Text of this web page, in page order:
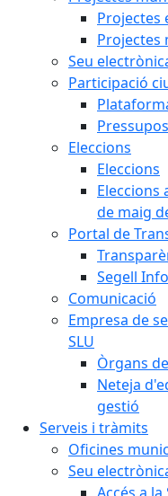
Projectes
Projectes
Seu
Participació
Eleccions
Eleccions
Eleccions
de maig
Portal de
Segell
Comunicació
Empresa de
SLU
Òrgans
Neteja
gestió
Serveis i tràmits
Oficines
Seu